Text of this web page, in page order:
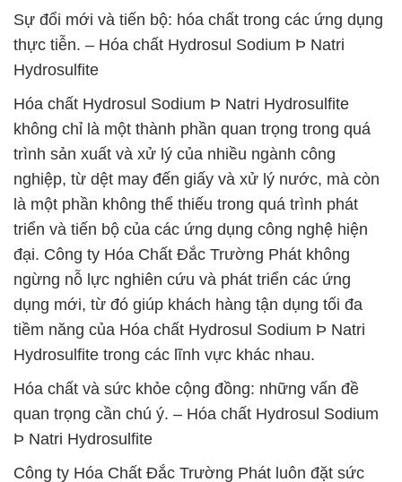
Sự đổi mới và tiến bộ: hóa chất trong các ứng dụng
thực tiễn. – Hóa chất Hydrosul Sodium Þ Natri
Hydrosulfite
Hóa chất Hydrosul Sodium Þ Natri Hydrosulfite
không chỉ là một thành phần quan trọng trong quá
trình sản xuất và xử lý của nhiều ngành công
nghiệp, từ dệt may đến giấy và xử lý nước, mà còn
là một phần không thể thiếu trong quá trình phát
triển và tiến bộ của các ứng dụng công nghệ hiện
đại. Công ty Hóa Chất Đắc Trường Phát không
ngừng nỗ lực nghiên cứu và phát triển các ứng
dụng mới, từ đó giúp khách hàng tận dụng tối đa
tiềm năng của Hóa chất Hydrosul Sodium Þ Natri
Hydrosulfite trong các lĩnh vực khác nhau.
Hóa chất và sức khỏe cộng đồng: những vấn đề
quan trọng cần chú ý. – Hóa chất Hydrosul Sodium
Þ Natri Hydrosulfite
Công ty Hóa Chất Đắc Trường Phát luôn đặt sức